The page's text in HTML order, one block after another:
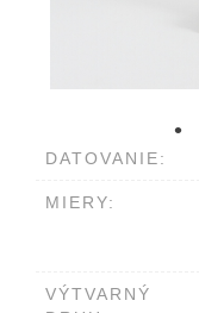
DATOVANIE:
MIERY:
VÝTVARNÝ